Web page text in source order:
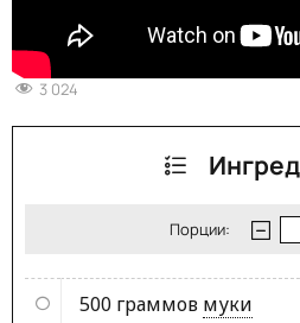
3 024
Порции:
500 граммов муки